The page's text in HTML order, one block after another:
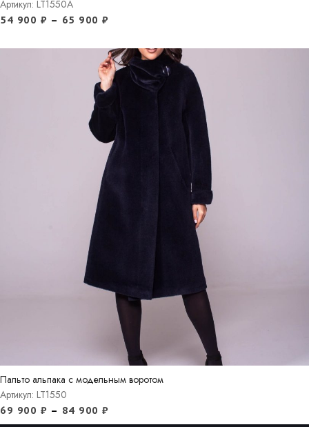
Артикул: LT1550A
54 900 ₽ – 65 900 ₽
Пальто альпака с модельным воротом
Артикул: LT1550
69 900 ₽ – 84 900 ₽